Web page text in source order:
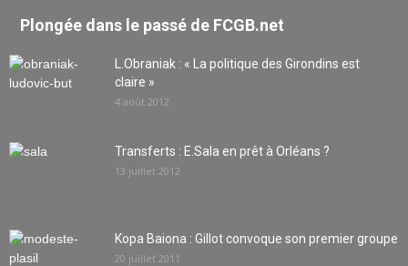
Plongée dans le passé de FCGB.net
L.Obraniak : « La politique des Girondins est
claire »
4 août 2012
Transferts : E.Sala en prêt à Orléans ?
13 juillet 2012
Kopa Baiona : Gillot convoque son premier groupe
20 juillet 2011